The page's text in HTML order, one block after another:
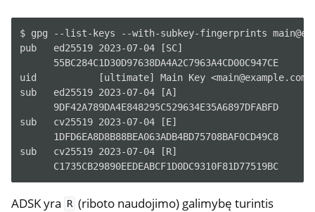
$ gpg --list-keys --with-subkey-fingerprints
pub   ed25519 2023-07-04 [SC]
      55BC284C1D30D97638DA4A2C7963A4CD00C947CE
uid           [ultimate] Main Key <main@example.com>
sub   ed25519 2023-07-04 [A]
      9DF42A789DA4E848295C529634E35A6897DFABFD
sub   cv25519 2023-07-04 [E]
      1DFD6EA8D8B88BEA063ADB4BD75708BAF0CD49C8
sub   cv25519 2023-07-04 [R]
ADSK yra R (riboto naudojimo) galimybę turintis